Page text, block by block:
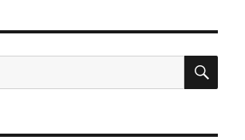
názvem
D722
G3s
servisní